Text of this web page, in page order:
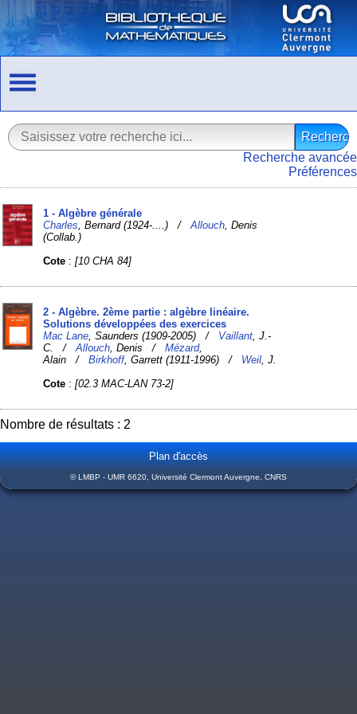
Recherche avancée
Préférences
1 - Algèbre générale
Charles , Bernard (1924-....) /Allouch , Denis
(Collab.)
Cote :[10 CHA 84]
2 - Algèbre. 2ème partie : algèbre linéaire.
Solutions développées des exercices
Mac Lane , Saunders (1909-2005) / Vaillant , J.-
C. /Allouch , Denis /Mézard,
Alain /Birkhoff, Garrett (1911-1996) / Weil , J.
Cote :[02.3 MAC-LAN 73-2]
Nombre de résultats : 2
Plan d'accès
© LMBP - UMR 6620, Université Clermont Auvergne, CNRS